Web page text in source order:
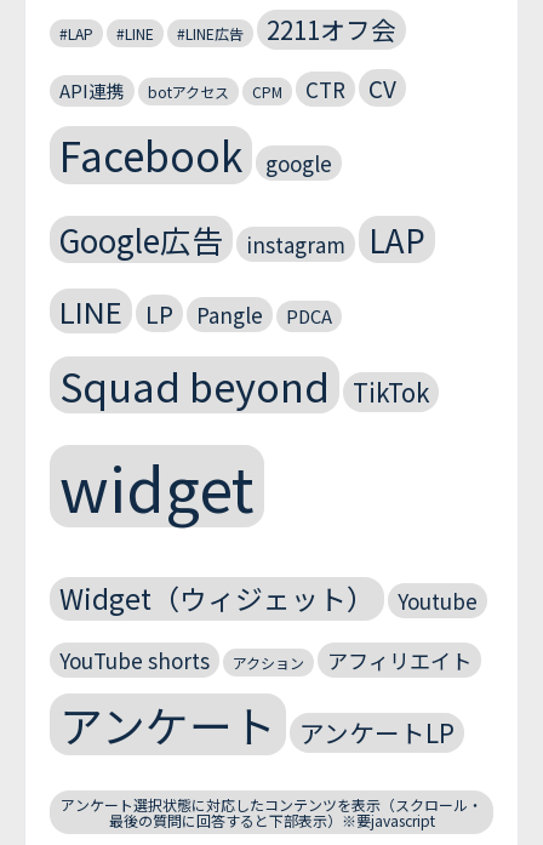
#LAP #LINE #LINE広告 2211オフ会
API連携 botアクセス CPM CTR CV
Facebook google
Google広告 instagram LAP
LINE LP Pangle PDCA
Squad beyond TikTok
widget
Widget（ウィジェット）
Youtube
YouTube shorts
アクション アフィリエイト
アンケート アンケートLP
アンケート選択状態に対応したコンテンツを表示（スクロール・
最後の質問に回答すると下部表示）※要javascript